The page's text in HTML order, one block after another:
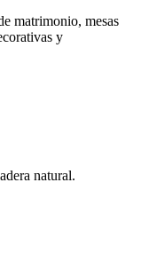
matrimonio, mesas
y
natural.